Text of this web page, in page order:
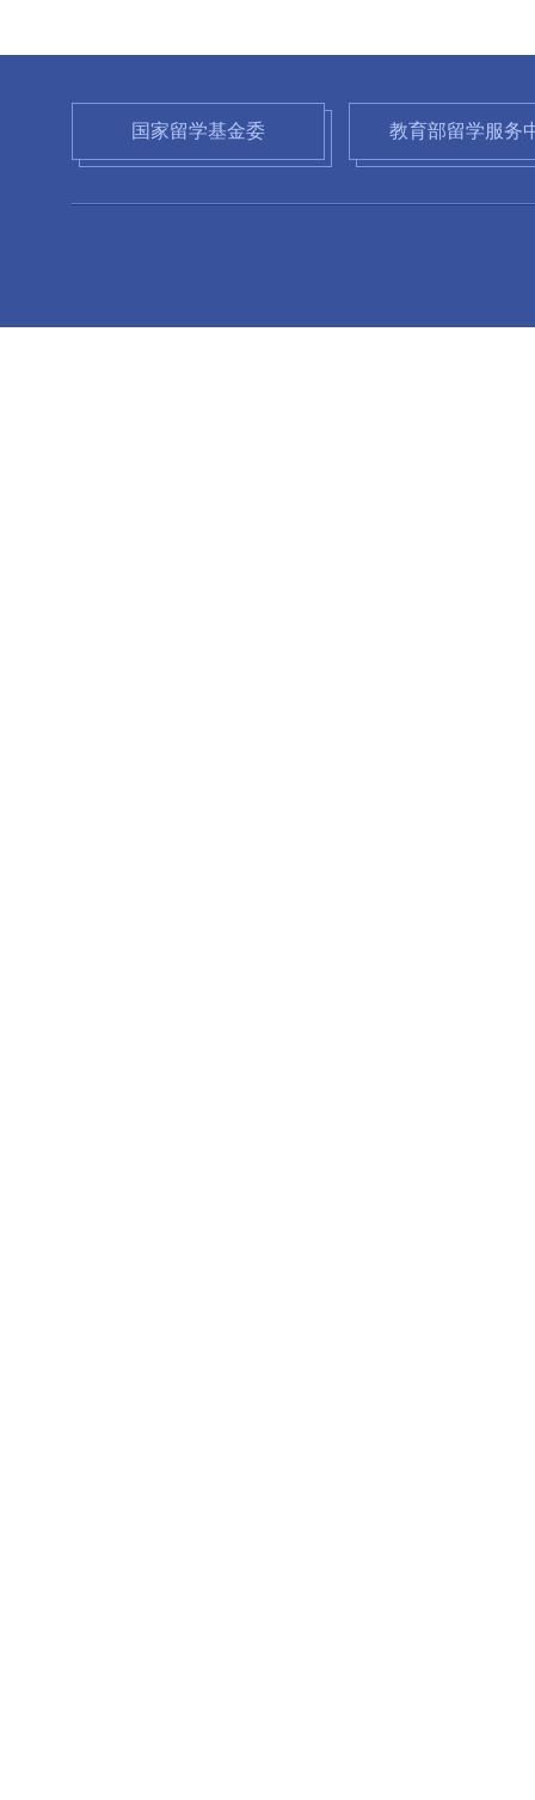
国家留学基金委 教育部留学服务